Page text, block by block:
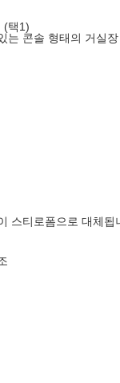
(택1)
는 콘솔 형태의 거실장
스티로폼으로 대체됩